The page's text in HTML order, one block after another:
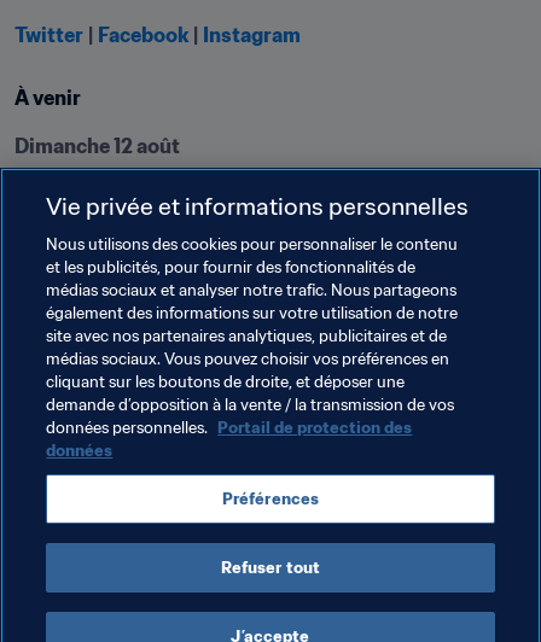
Twitter | Facebook | Instagram
À venir
Dimanche 12 août
Groupe A
Ghana - Nouvelle-Zélande, Concarneau, 16h30 (heure
locale)
Pays-Bas - France, Saint-Malo, 16h30 (heure locale)
Groupe B
Brésil - RDP Corée, Concarneau, 13h30 (heure locale)
Angleterre - Mexique, Saint-Malo, 13h30 (heure locale)
Thèmes en lien
Compétitions FIFA
Vie privée et informations personnelles
Nous utilisons des cookies pour personnaliser le contenu
et les publicités, pour fournir des fonctionnalités de
médias sociaux et analyser notre trafic. Nous partageons
également des informations sur votre utilisation de notre
site avec nos partenaires analytiques, publicitaires et de
médias sociaux. Vous pouvez choisir vos préférences en
cliquant sur les boutons de droite, et déposer une
demande d’opposition à la vente / la transmission de vos
données personnelles. Portail de protection des
données
Préférences
Refuser tout
J’accepte